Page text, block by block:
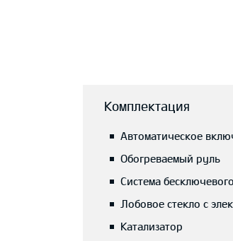
Комплектация
Автоматическое
Обогреваемый руль
Система
Лобовое стекло с
Катализатор